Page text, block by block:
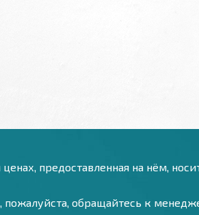
предоставленная на нём,
пожалуйста, обращайтесь к